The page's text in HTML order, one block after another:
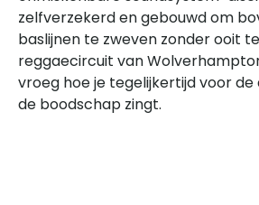
zelfverzekerd en gebouwd om
baslijnen te zweven zonder ooit
reggaecircuit van
vroeg hoe je tegelijkertijd voor
de boodschap zingt.